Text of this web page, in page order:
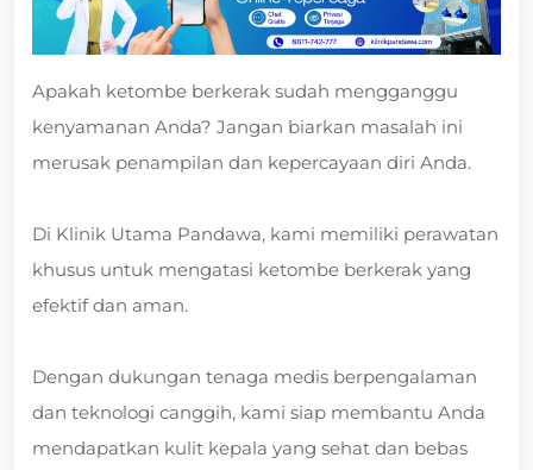
Apakah ketombe berkerak sudah mengganggu
kenyamanan Anda? Jangan biarkan masalah ini
merusak penampilan dan kepercayaan diri Anda.
Di Klinik Utama Pandawa, kami memiliki perawatan
khusus untuk mengatasi ketombe berkerak yang
efektif dan aman.
Dengan dukungan tenaga medis berpengalaman
dan teknologi canggih, kami siap membantu Anda
mendapatkan kulit kepala yang sehat dan bebas